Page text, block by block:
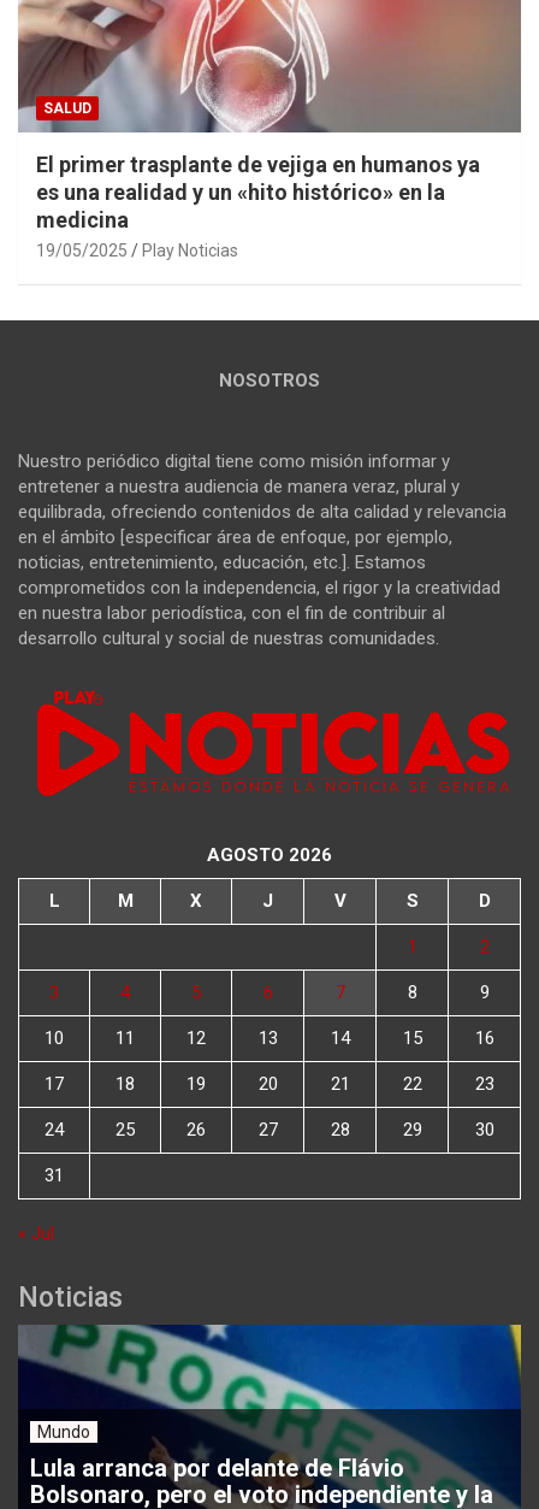
SALUD
El primer trasplante de vejiga en humanos ya
es una realidad y un «hito histórico» en la
medicina
19/05/2025 Play Noticias
NOSOTROS
Nuestro periódico digital tiene como misión informar y
entretener a nuestra audiencia de manera veraz, plural y
equilibrada, ofreciendo contenidos de alta calidad y relevancia
en el ámbito [especificar área de enfoque, por ejemplo,
noticias, entretenimiento, educación, etc.]. Estamos
comprometidos con la independencia, el rigor y la creatividad
en nuestra labor periodística, con el fin de contribuir al
desarrollo cultural y social de nuestras comunidades.
AGOSTO 2026
L M X J V S D
1 2
3 4 5 6 7 8 9
10 11 12 13 14 15 16
17 18 19 20 21 22 23
24 25 26 27 28 29 30
31
« Jul
Noticias
Mundo
Lula arranca por delante de Flávio
Bolsonaro, pero el voto independiente y la